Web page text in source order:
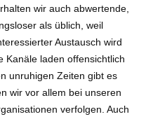
wir auch abwertende,
als üblich, weil
Austausch wird
Kanäle laden offensichtlich
unruhigen Zeiten gibt es
wir vor allem bei unseren
verfolgen. Auch